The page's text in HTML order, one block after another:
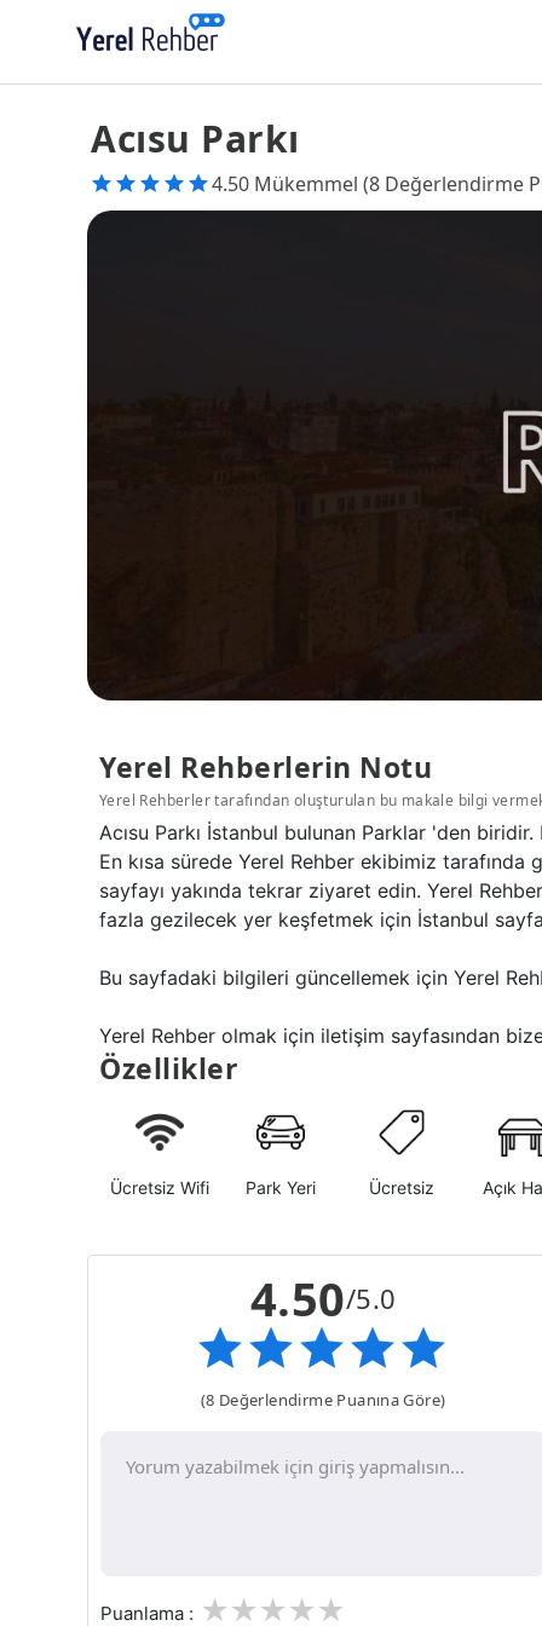
Acısu Parkı
4.50 Mükemmel (8 Değerlendirme
Yerel Rehberlerin Notu
Yerel Rehberler tarafından oluşturulan bu makale bilgi
Acısu Parkı İstanbul bulunan Parklar 'den
En kısa sürede Yerel Rehber ekibimiz tarafında
sayfayı yakında tekrar ziyaret edin. Yerel
fazla gezilecek yer keşfetmek için İstanbul
Bu sayfadaki bilgileri güncellemek için Yerel
Yerel Rehber olmak için iletişim sayfasından
Özellikler
Ücretsiz Wifi Park Yeri Ücretsiz Açık
4.50/5.0
(8 Değerlendirme Puanına Göre)
Puanlama : 3
2
1